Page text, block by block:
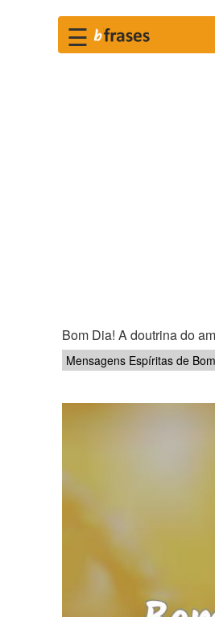
☰
Bom Dia! A doutrina do
Mensagens Espíritas de